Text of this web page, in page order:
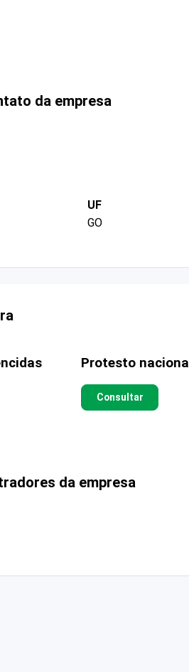
da empresa
UF
GO
Protesto nacional
Consultar
da empresa